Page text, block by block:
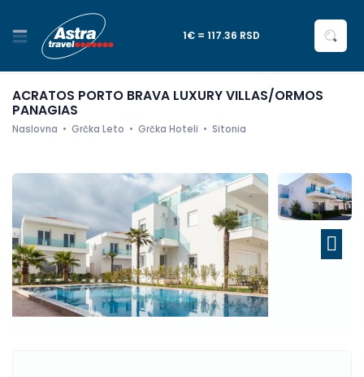
1€ = 117.36 RSD
ACRATOS PORTO BRAVA LUXURY VILLAS/ORMOS
PANAGIAS
Naslovna Grčka Leto Grčka Hoteli Sitonia